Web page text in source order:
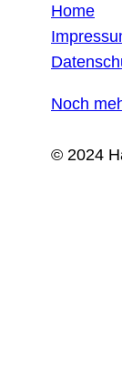
Home
Noch
© 2024